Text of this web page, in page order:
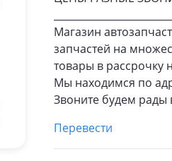
Магазин
запчастей на
товары в рассрочку
Мы находимся по
Звоните будем
Перевести